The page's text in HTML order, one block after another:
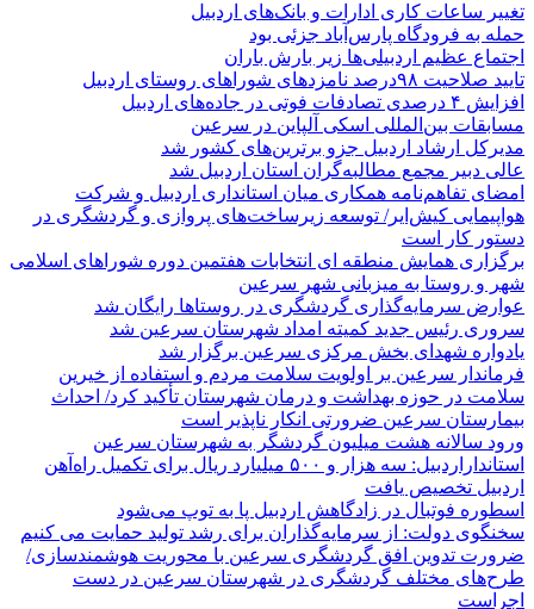
تغییر ساعات کاری ادارات و بانک‌های اردبیل
حمله به فرودگاه پارس‌‌آباد جزئی بود
اجتماع عظیم اردبیلی‌ها زیر بارش باران
تایید صلاحیت ۹۸درصد نامزدهای شوراهای روستای اردبیل
افزایش ۴ درصدی تصادفات فوتی در جاده‌های اردبیل
مسابقات بین‌المللی اسکی آلپاین در سرعین
مدیرکل ارشاد اردبیل جزو برترین‌های کشور شد
عالی دبیر مجمع مطالبه‌گران استان اردبیل شد
امضای تفاهم‌نامه همکاری میان استانداری اردبیل و شرکت
هواپیمایی کیش‌ایر/ توسعه زیرساخت‌های پروازی و گردشگری در
دستور کار است
برگزاری همایش منطقه ای انتخابات هفتمین دوره شوراهای اسلامی
شهر و روستا به میزبانی شهر سرعین
عوارض سرمایه‌گذاری گردشگری در روستاها رایگان شد
سروری رئیس جدید کمیته امداد شهرستان سرعین شد
یادواره شهدای بخش مرکزی سرعین برگزار شد
فرماندار سرعین بر اولویت سلامت مردم و استفاده از خیرین
سلامت در حوزه بهداشت و درمان شهرستان تأکید کرد/ احداث
بیمارستان سرعین ضرورتی انکار ناپذیر است
ورود سالانه هشت میلیون گردشگر به شهرستان سرعین
استانداراردبیل: سه هزار و ۵۰۰ میلیارد ریال برای تکمیل راه‌آهن
اردبیل تخصیص یافت
اسطوره فوتبال در زادگاهش اردبیل پا به توپ می‌شود
سخنگوی دولت: از سرمایه‌گذاران برای رشد تولید حمایت می کنیم
ضرورت تدوین افق گردشگری سرعین با محوریت هوشمندسازی/
طرح‌های مختلف گردشگری در شهرستان سرعین در دست
اجراست